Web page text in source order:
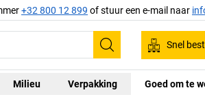
+32 800 12 899 of stuur een e-mail naar
Zoeken
Snel
Milieu Verpakking Goed om te